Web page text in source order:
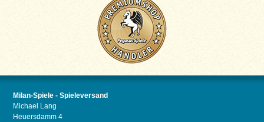
Milan-Spiele - Spieleversand
Michael Lang
Heuersdamm 4